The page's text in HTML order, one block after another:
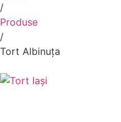
/
Produse
/
Tort Albinuța